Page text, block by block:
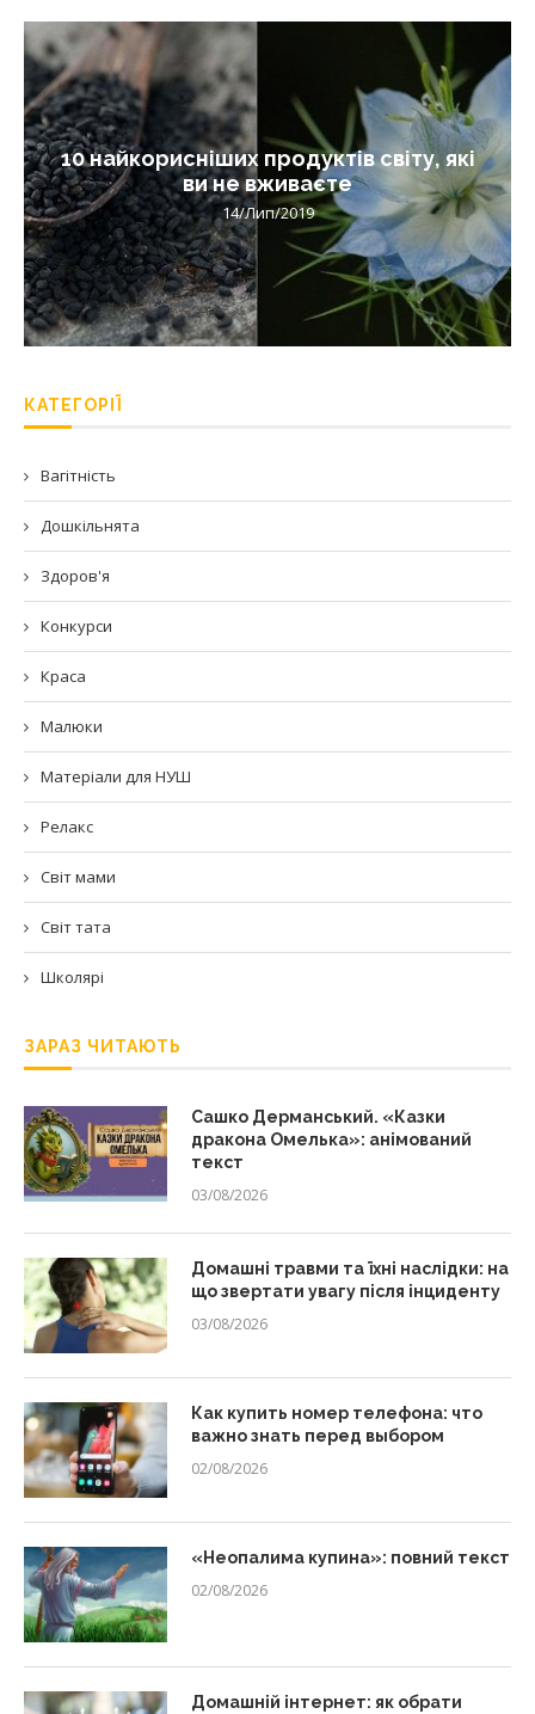
10 найкорисніших продуктів світу, які
ви не вживаєте
14/Лип/2019
КАТЕГОРІЇ
Вагітність
Дошкільнята
Здоров'я
Конкурси
Краса
Малюки
Матеріали для НУШ
Релакс
Світ мами
Світ тата
Школярі
ЗАРАЗ ЧИТАЮТЬ
Сашко Дерманський. «Казки
дракона Омелька»: анімований
текст
03/08/2026
Домашні травми та їхні наслідки: на
що звертати увагу після інциденту
03/08/2026
Как купить номер телефона: что
важно знать перед выбором
02/08/2026
«Неопалима купина»: повний текст
02/08/2026
Домашній інтернет: як обрати